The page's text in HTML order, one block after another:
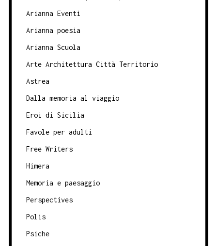
Arianna Eventi
Arianna poesia
Arianna Scuola
Arte Architettura Città Territorio
Astrea
Dalla memoria al viaggio
Eroi di Sicilia
Favole per adulti
Free Writers
Himera
Memoria e paesaggio
Perspectives
Polis
Psiche